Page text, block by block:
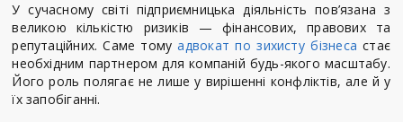
У сучасному світі підприємницька діяльність пов’язана з
великою кількістю ризиків — фінансових, правових та
репутаційних. Саме томуадвокат по зихисту бізнеса стає
необхідним партнером для компаній будь-якого масштабу.
Його роль полягає не лише у вирішенні конфліктів, але й у
їх запобіганні.